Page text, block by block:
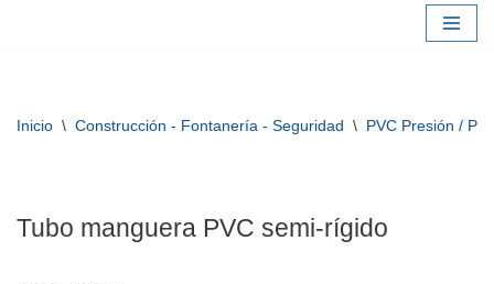
Inicio \ Construcción - Fontanería - Seguridad \ PVC Presión / PB
Tubo manguera PVC semi-rígido